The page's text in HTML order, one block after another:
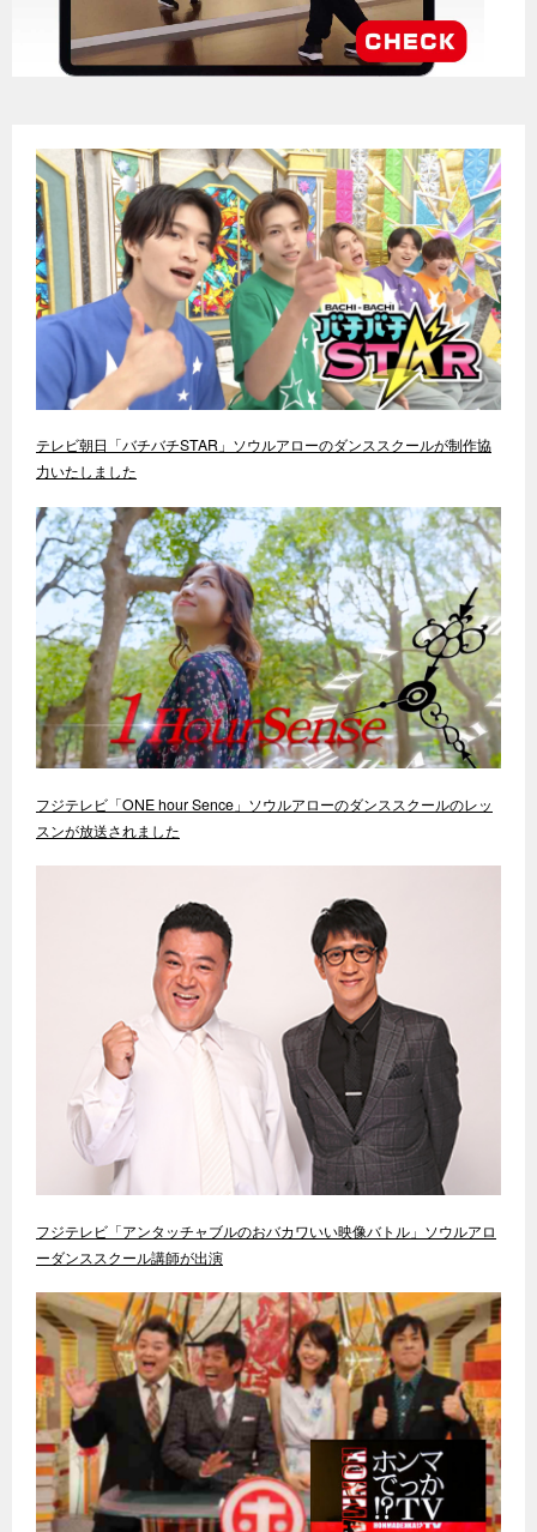
テレビ朝日「バチバチSTAR」ソウルアローのダンススクールが制作協
力いたしました
フジテレビ「ONE hour Sence」ソウルアローのダンススクールのレッ
スンが放送されました
フジテレビ「アンタッチャブルのおバカワいい映像バトル」ソウルアロ
ーダンススクール講師が出演